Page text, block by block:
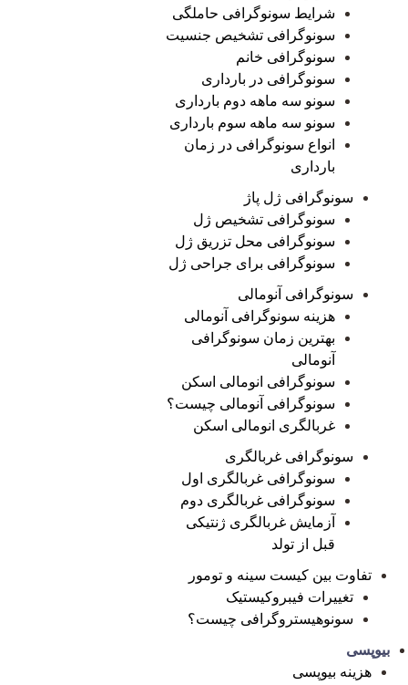
شرایط سونوگرافی حاملگی
سونوگرافی تشخیص جنسیت
سونوگرافی خانم
سونوگرافی در بارداری
سونو سه ماهه دوم بارداری
سونو سه ماهه سوم بارداری
انواع سونوگرافی در زمان
بارداری
سونوگرافی ژل پاژ
سونوگرافی تشخیص ژل
سونوگرافی محل تزریق ژل
سونوگرافی برای جراحی ژل
سونوگرافی آنومالی
هزینه سونوگرافی آنومالی
بهترین زمان سونوگرافی
آنومالی
سونوگرافی انومالی اسکن
سونوگرافی آنومالی چیست؟
غربالگری انومالی اسکن
سونوگرافی غربالگری
سونوگرافی غربالگری اول
سونوگرافی غربالگری دوم
آزمایش غربالگری ژنتیکی
قبل از تولد
تفاوت بین کیست سینه و تومور
تغییرات فیبروکیستیک
سونوهیستروگرافی چیست؟
بیوپسی
هزینه بیوپسی